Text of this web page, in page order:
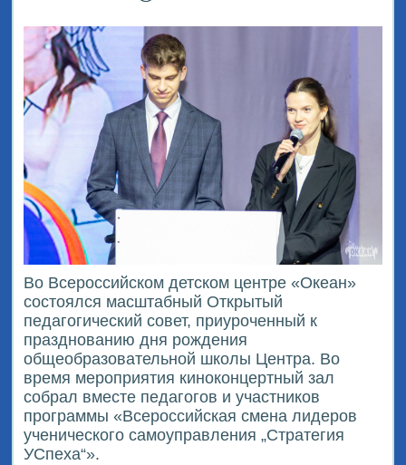
Во Всероссийском детском центре «Океан»
состоялся масштабный Открытый
педагогический совет, приуроченный к
празднованию дня рождения
общеобразовательной школы Центра. Во
время мероприятия киноконцертный зал
собрал вместе педагогов и участников
программы «Всероссийская смена лидеров
ученического самоуправления „Стратегия
УСпеха“».